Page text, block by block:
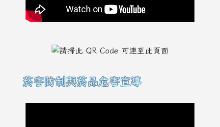
菸害防制與菸品危害宣導